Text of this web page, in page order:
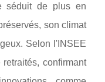
séduit de plus en
son climat
Selon l'INSEE
confirmant